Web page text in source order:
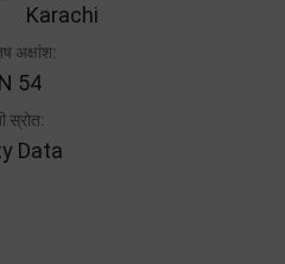
Karachi
अक्षांश:
54
स्रोत:
Data